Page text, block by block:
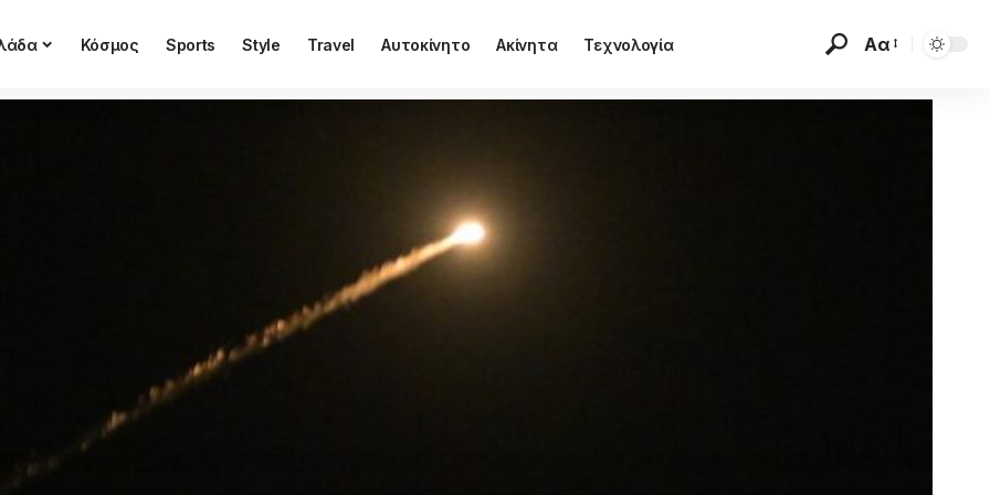
Κόσμος Sports Style Travel Αυτοκίνητο Ακίνητα Τεχνολογία Αα